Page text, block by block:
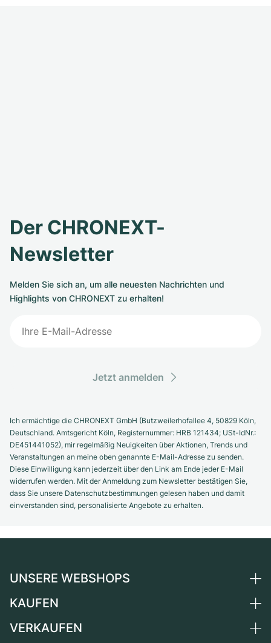
Der CHRONEXT-
Newsletter
Melden Sie sich an, um alle neuesten Nachrichten und
Highlights von CHRONEXT zu erhalten!
Jetzt anmelden
Ich ermächtige die CHRONEXT GmbH (Butzweilerhofallee 4, 50829 Köln,
Deutschland. Amtsgericht Köln, Registernummer: HRB 121434; USt-IdNr.:
DE451441052), mir regelmäßig Neuigkeiten über Aktionen, Trends und
Veranstaltungen an meine oben genannte E-Mail-Adresse zu senden.
Diese Einwilligung kann jederzeit über den Link am Ende jeder E-Mail
widerrufen werden. Mit der Anmeldung zum Newsletter bestätigen Sie,
dass Sie unsere Datenschutzbestimmungen gelesen haben und damit
einverstanden sind, personalisierte Angebote zu erhalten.
UNSERE WEBSHOPS
Deutschland
KAUFEN
Alle Luxusuhren
VERKAUFEN